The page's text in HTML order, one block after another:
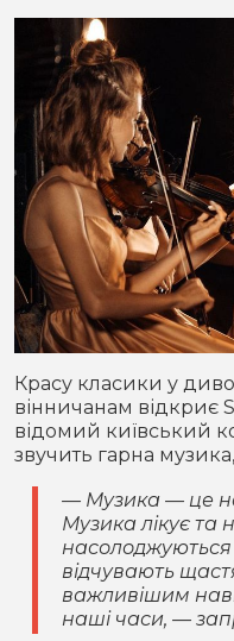
Красу класики у
вінничанам
відомий київський
звучить гарна
— Музика — це
Музика лікує та
відчувають
важливішим
наші часи, —